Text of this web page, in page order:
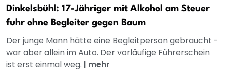
Dinkelsbühl: 17-Jähriger mit Alkohol am Steuer
fuhr ohne Begleiter gegen Baum
Der junge Mann hätte eine Begleitperson gebraucht -
war aber allein im Auto. Der vorläufige Führerschein
ist erst einmal weg. | mehr